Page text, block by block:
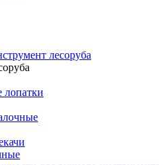
лесоруба
лопатки